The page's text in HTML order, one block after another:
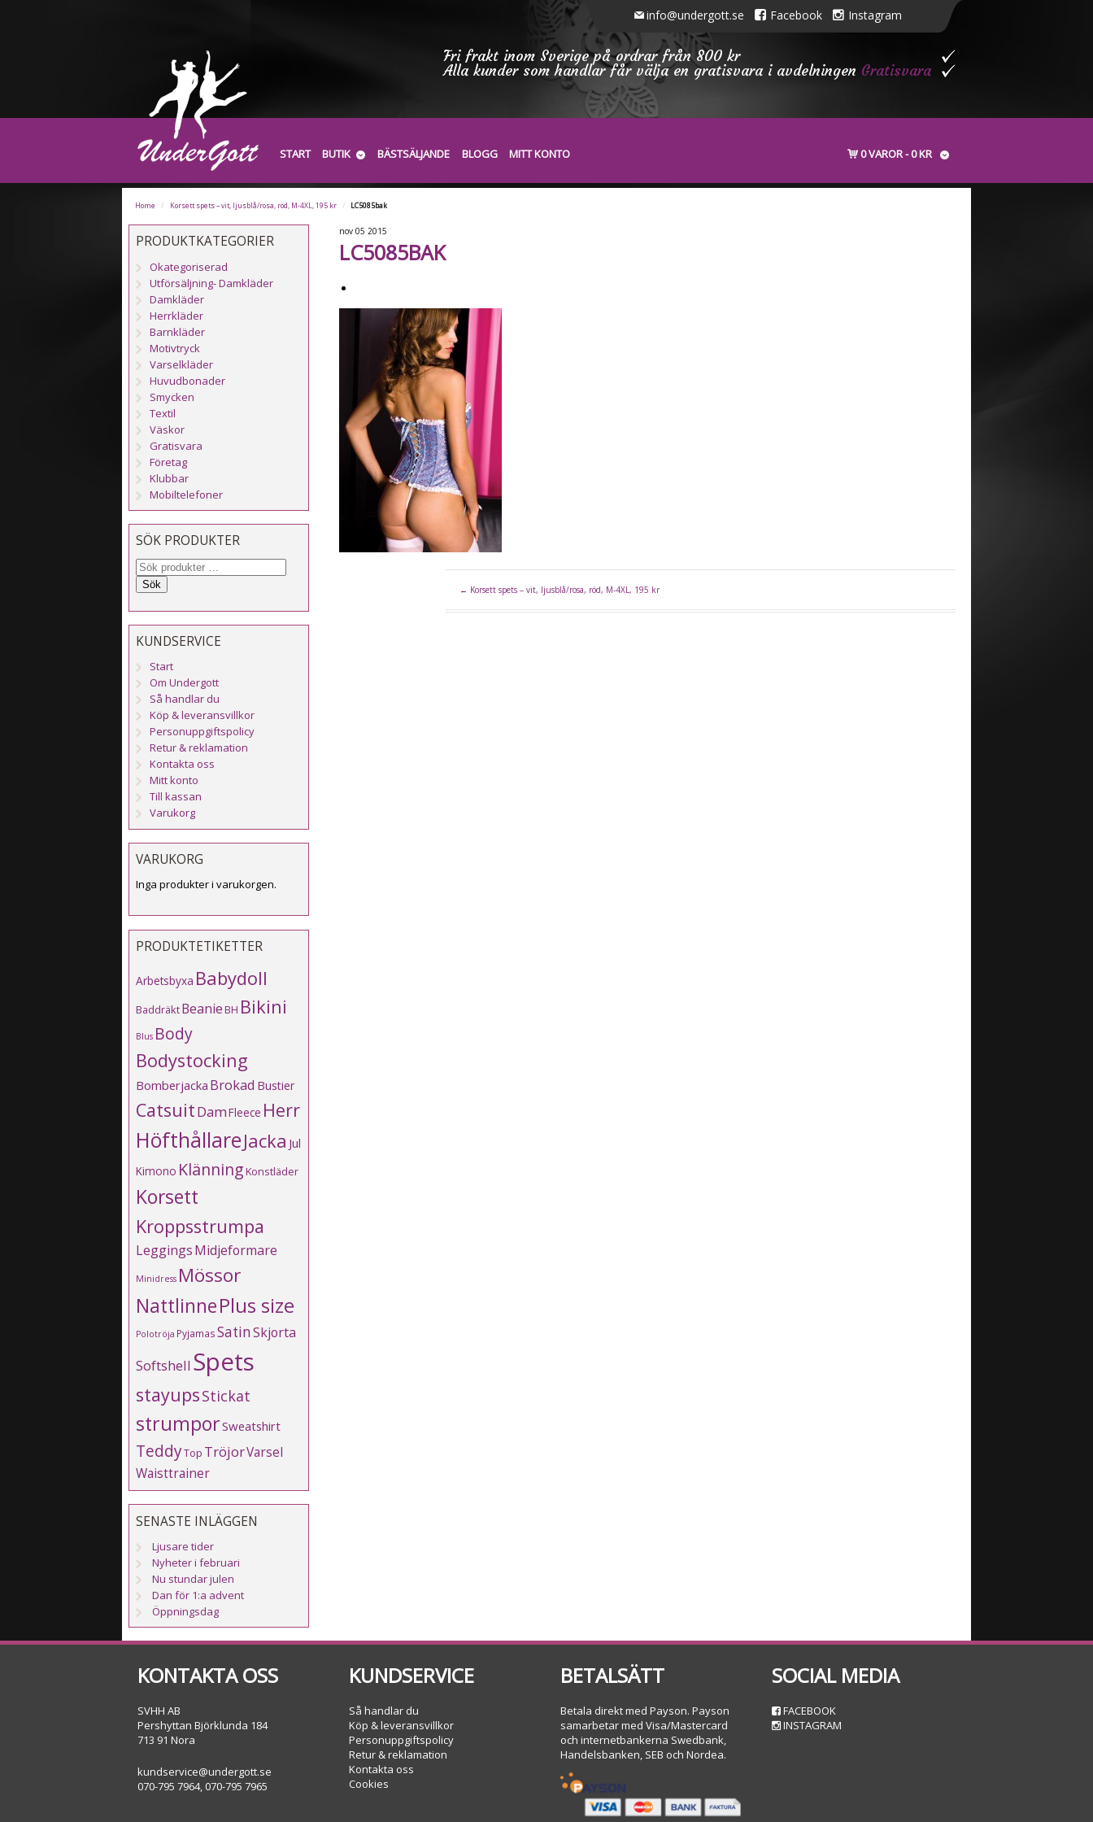
info@undergott.se Facebook Instagram
Fri frakt inom Sverige på ordrar från 800 kr
Alla kunder som handlar får välja en gratisvara i avdelningen Gratisvara
START BUTIK BÄSTSÄLJANDE BLOGG MITT KONTO 0 VAROR 0 KR
Home / Korsett spets – vit, ljusblå/rosa, röd, M-4XL, 195 kr / LC5085bak
nov 05 2015
LC5085BAK
← Korsett spets – vit, ljusblå/rosa, röd, M-4XL, 195 kr
PRODUKTKATEGORIER
Okategoriserad
Utförsäljning- Damkläder
Damkläder
Herrkläder
Barnkläder
Motivtryck
Varselkläder
Huvudbonader
Smycken
Textil
Väskor
Gratisvara
Företag
Klubbar
Mobiltelefoner
SÖK PRODUKTER
Sök
KUNDSERVICE
Start
Om Undergott
Så handlar du
Köp & leveransvillkor
Personuppgiftspolicy
Retur & reklamation
Kontakta oss
Mitt konto
Till kassan
Varukorg
VARUKORG
Inga produkter i varukorgen.
PRODUKTETIKETTER
Arbetsbyxa Babydoll
BaddräktBeanieBH Bikini
Blus Body
Bodystocking
Bomberjacka Brokad Bustier
CatsuitDamFleece Herr
HöfthållareJacka Jul
Kimono KlänningKonstläder
Korsett
Kroppsstrumpa
LeggingsMidjeformare
Minidress Mössor
NattlinnePlus size
Polotröja PyjamasSatinSkjorta
Softshell Spets
stayupsStickat
strumporSweatshirt
TeddyTop TröjorVarsel
Waisttrainer
SENASTE INLÄGGEN
Ljusare tider
Nyheter i februari
Nu stundar julen
Dan för 1:a advent
Öppningsdag
KONTAKTA OSS
SVHH AB
Pershyttan Björklunda 184
713 91 Nora
kundservice@undergott.se
070-795 7964, 070-795 7965
KUNDSERVICE
Så handlar du
Köp & leveransvillkor
Personuppgiftspolicy
Retur & reklamation
Kontakta oss
Cookies
BETALSÄTT
Betala direkt med Payson. Payson
samarbetar med Visa/Mastercard
och internetbankerna Swedbank,
Handelsbanken, SEB och Nordea.
SOCIAL MEDIA
FACEBOOK
INSTAGRAM